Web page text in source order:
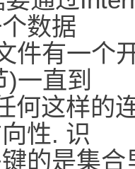
数据
件有一个
一直到
何这样的
性. 识
的是集